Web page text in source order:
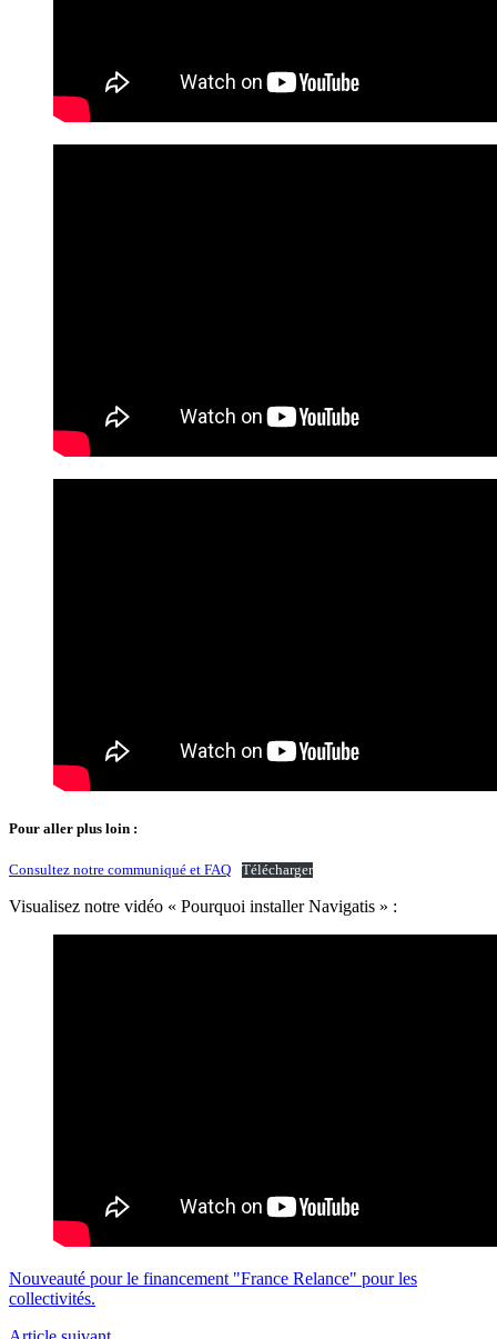
Pour aller plus loin :
Consultez notre communiqué et FAQ Télécharger
Visualisez notre vidéo « Pourquoi installer Navigatis » :
Nouveauté pour le financement "France Relance" pour les
collectivités.